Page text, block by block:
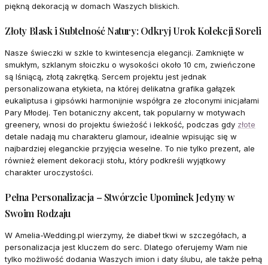
piękną dekoracją w domach Waszych bliskich.
Złoty Blask i Subtelność Natury: Odkryj Urok Kolekcji Soreli
Nasze świeczki w szkle to kwintesencja elegancji. Zamknięte w
smukłym, szklanym słoiczku o wysokości około 10 cm, zwieńczone
są lśniącą, złotą zakrętką. Sercem projektu jest jednak
personalizowana etykieta, na której delikatna grafika gałązek
eukaliptusa i gipsówki harmonijnie współgra ze złoconymi inicjałami
Pary Młodej. Ten botaniczny akcent, tak popularny w motywach
greenery, wnosi do projektu świeżość i lekkość, podczas gdy złote
detale nadają mu charakteru glamour, idealnie wpisując się w
najbardziej eleganckie przyjęcia weselne. To nie tylko prezent, ale
również element dekoracji stołu, który podkreśli wyjątkowy
charakter uroczystości.
Pełna Personalizacja – Stwórzcie Upominek Jedyny w
Swoim Rodzaju
W Amelia-Wedding.pl wierzymy, że diabeł tkwi w szczegółach, a
personalizacja jest kluczem do serc. Dlatego oferujemy Wam nie
tylko możliwość dodania Waszych imion i daty ślubu, ale także pełną